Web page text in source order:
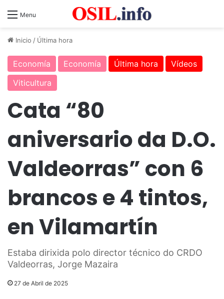
Menu
Inicio / Última hora
Economía Economía Última hora
Vídeos
Viticultura
Cata “80
aniversario da D.O.
Valdeorras” con 6
brancos e 4 tintos,
en Vilamartín
Estaba dirixida polo director técnico do CRDO
Valdeorras, Jorge Mazaira
27 de Abril de 2025